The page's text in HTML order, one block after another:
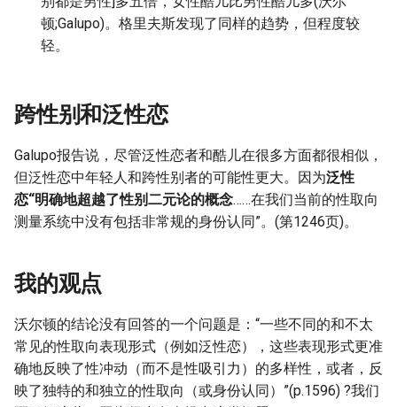
顿;Galupo)。格里夫斯发现了同样的趋势，但程度较
轻。
跨性别和泛性恋
Galupo报告说，尽管泛性恋者和酷儿在很多方面都很相似，
但泛性恋中年轻人和跨性别者的可能性更大。因为泛性
恋“明确地超越了性别二元论的概念……在我们当前的性取向
测量系统中没有包括非常规的身份认同”。(第1246页)。
我的观点
沃尔顿的结论没有回答的一个问题是：“一些不同的和不太
常见的性取向表现形式（例如泛性恋），这些表现形式更准
确地反映了性冲动（而不是性吸引力）的多样性，或者，反
映了独特的和独立的性取向（或身份认同）”(p.1596) ?我们